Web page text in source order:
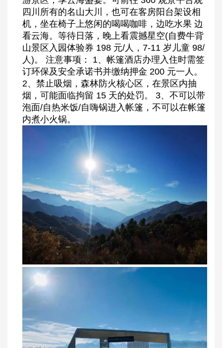
四川所有的名山大川，也可在客房阳台架设相
机，坐在椅子上悠闲的喝喝咖啡，边吃水果 边
看云海。等待日落，晚上看震撼星空(自费牛背
山景区入园体验券 198 元/人，7-11 岁儿童 98/
人)。 注意事项： 1、帐篷酒店办理入住时需签
订环保及安全承诺书并缴纳押金 200 元一人。
2、禁止吸烟，森林防火核心区，在景区内抽
烟，可能面临拘留 15 天的处罚。 3、不可以带
泡面/自热米饭/自嗨锅进入帐篷，不可以在帐篷
内煮小火锅。